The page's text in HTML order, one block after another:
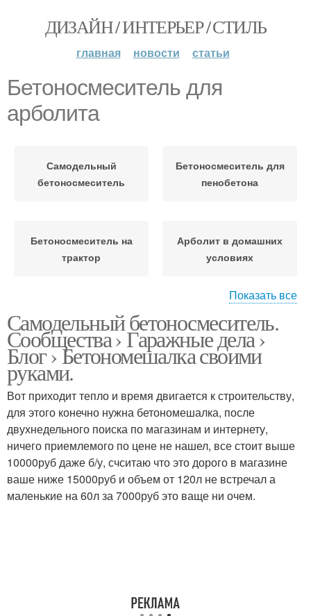
ДИЗАЙН / ИНТЕРЬЕР / СТИЛЬ
главная новости статьи
Бетоносмеситель для
арболита
Самодельный
бетоносмеситель
Бетоносмеситель для
пенобетона
Бетоносмеситель на
трактор
Арболит в домашних
условиях
Бетоносмеситель с
самозагрузкой
Показать все
Самодельный бетоносмеситель.
Сообщества › Гаражные дела ›
Блог › Бетономешалка своими
руками.
Вот приходит тепло и время двигается к строительству,
для этого конечно нужна бетономешалка, после
двухнедельного поиска по магазинам и интернету,
ничего приемлемого по цене не нашел, все стоит выше
10000руб даже б/у, счситаю что это дорого в магазине
ваше ниже 15000руб и объем от 120л не встречал а
маленькие на 60л за 7000руб это ваще ни очем.